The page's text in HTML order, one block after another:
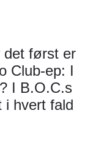
først er
Club-ep: I
I B.O.C.s
hvert fald